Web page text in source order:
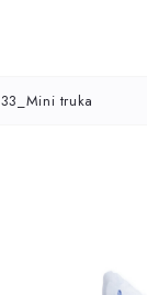
33_Mini truka